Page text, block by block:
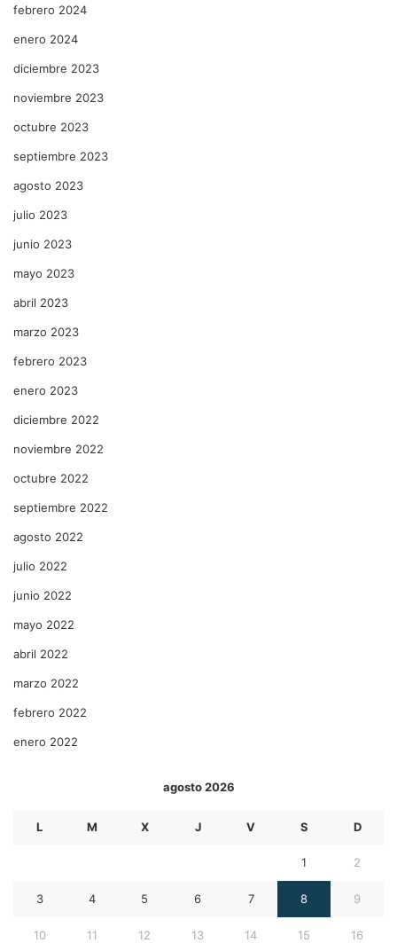
febrero 2024
enero 2024
diciembre 2023
noviembre 2023
octubre 2023
septiembre 2023
agosto 2023
julio 2023
junio 2023
mayo 2023
abril 2023
marzo 2023
febrero 2023
enero 2023
diciembre 2022
noviembre 2022
octubre 2022
septiembre 2022
agosto 2022
julio 2022
junio 2022
mayo 2022
abril 2022
marzo 2022
febrero 2022
enero 2022
agosto 2026
L M X J V S D
1 2
3 4 5 6 7 8 9
10 11 12 13 14 15 16